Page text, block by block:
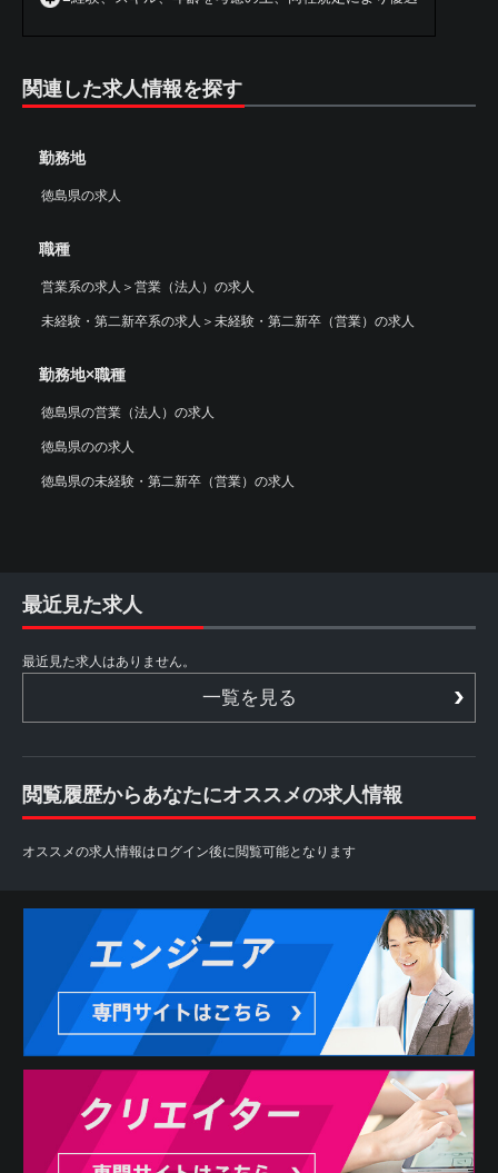
関連した求人情報を探す
勤務地
徳島県の求人
職種
営業系の求人 ＞ 営業（法人）の求人
未経験・第二新卒系の求人 ＞ 未経験・第二新卒（営業）の求人
勤務地×職種
徳島県の営業（法人）の求人
徳島県のの求人
徳島県の未経験・第二新卒（営業）の求人
最近見た求人
最近見た求人はありません。
一覧を見る
閲覧履歴からあなたにオススメの求人情報
オススメの求人情報はログイン後に閲覧可能となります